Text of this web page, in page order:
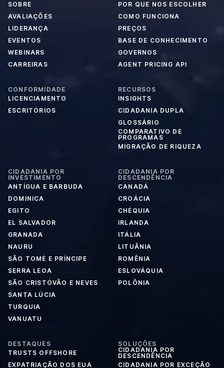
SOBRE
AVALIAÇÕES
LIDERANÇA
EVENTOS
WEBINARS
CARREIRAS
POR QUE NOS ESCOLHER
COMO FUNCIONA
PREÇOS
BASE DE CONHECIMENTO
GOVERNOS
AGENT PRICING API
CONFORMIDADE
LICENCIAMENTO
ESCRITÓRIOS
RECURSOS
INSIGHTS
CIDADANIA DUPLA
GLOSSÁRIO
COMPARATIVO DE
PROGRAMAS
MIGRAÇÃO DE RIQUEZA
CIDADANIA POR
INVESTIMENTO
ANTÍGUA E BARBUDA
DOMINICA
EGITO
EL SALVADOR
GRANADA
NAURU
SÃO TOMÉ E PRÍNCIPE
SERRA LEOA
SÃO CRISTÓVÃO E NEVES
SANTA LÚCIA
TURQUIA
VANUATU
CIDADANIA POR
DESCENDÊNCIA
CANADÁ
CROÁCIA
CHÉQUIA
IRLANDA
ITÁLIA
LITUÂNIA
ROMÊNIA
ESLOVÁQUIA
POLÔNIA
DESTAQUES
TRUSTS OFFSHORE
EXPATRIAÇÃO DOS EUA
SOLUÇÕES
CIDADANIA POR
DESCENDÊNCIA
CIDADANIA POR EXCEÇÃO